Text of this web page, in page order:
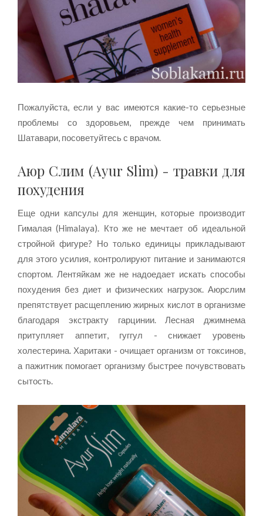
Пожалуйста, если у вас имеются какие-то серьезные
проблемы со здоровьем, прежде чем принимать
Шатавари, посоветуйтесь с врачом.
Аюр Слим (Ayur Slim) - травки для
похудения
Еще одни капсулы для женщин, которые производит
Гималая (Himalaya). Кто же не мечтает об идеальной
стройной фигуре? Но только единицы прикладывают
для этого усилия, контролируют питание и занимаются
спортом. Лентяйкам же не надоедает искать способы
похудения без диет и физических нагрузок. Аюрслим
препятствует расщеплению жирных кислот в организме
благодаря экстракту гарцинии. Лесная джимнема
притупляет аппетит, гуггул - снижает уровень
холестерина. Харитаки - очищает организм от токсинов,
а пажитник помогает организму быстрее почувствовать
сытость.